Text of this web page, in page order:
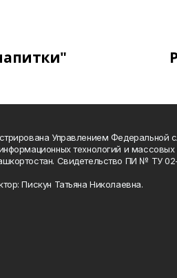
Управлением Федеральной
технологий и
Свидетельство ПИ № ТУ 02-
Пискун Татьяна Николаевна.